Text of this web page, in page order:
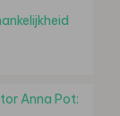
Anna Pot: